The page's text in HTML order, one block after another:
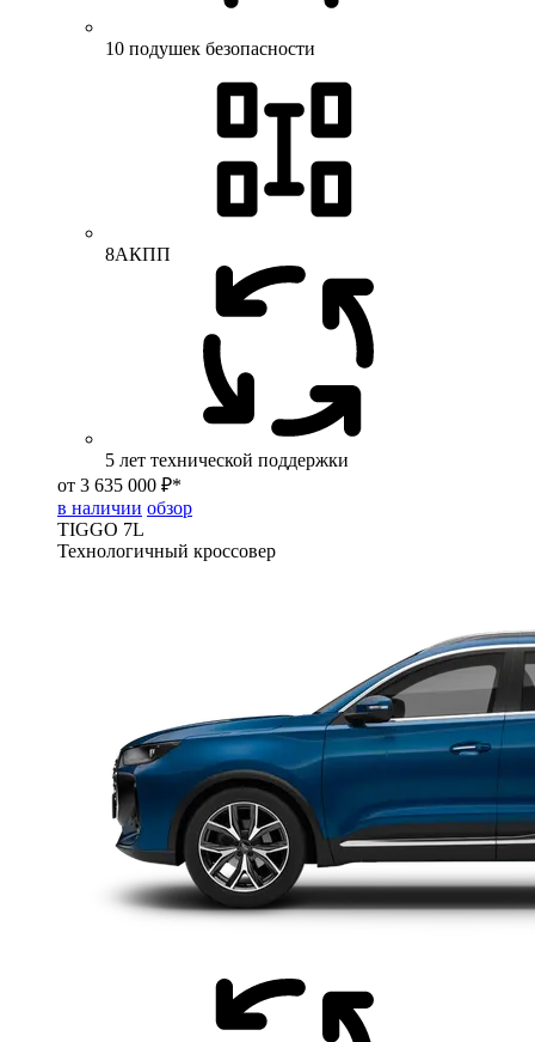
10 подушек безопасности
8АКПП
5 лет технической поддержки
от 3 635 000 ₽*
в наличии обзор
TIGGO 7L
Технологичный кроссовер